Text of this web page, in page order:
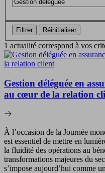
Filtrer Réinitialiser
1 actualité correspond à vos
Gestion déléguée en
au cœur de la relation
À l’occasion de la Journée
est essentiel de mettre en
la fluidité des opérations au
transformations majeures du
s’impose aujourd’hui comme